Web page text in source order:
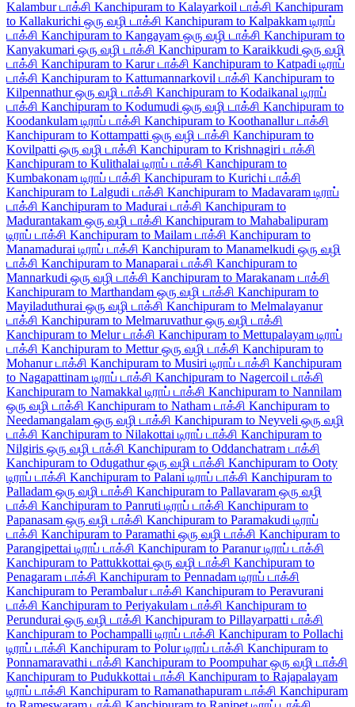
Kalambur டாக்சி Kanchipuram to Kalayarkoil டாக்சி Kanchipuram
to Kallakurichi ஒரு வழி டாக்சி Kanchipuram to Kalpakkam டிராப்
டாக்சி Kanchipuram to Kangayam ஒரு வழி டாக்சி Kanchipuram to
Kanyakumari ஒரு வழி டாக்சி Kanchipuram to Karaikkudi ஒரு வழி
டாக்சி Kanchipuram to Karur டாக்சி Kanchipuram to Katpadi டிராப்
டாக்சி Kanchipuram to Kattumannarkovil டாக்சி Kanchipuram to
Kilpennathur ஒரு வழி டாக்சி Kanchipuram to Kodaikanal டிராப்
டாக்சி Kanchipuram to Kodumudi ஒரு வழி டாக்சி Kanchipuram to
Koodankulam டிராப் டாக்சி Kanchipuram to Koothanallur டாக்சி
Kanchipuram to Kottampatti ஒரு வழி டாக்சி Kanchipuram to
Kovilpatti ஒரு வழி டாக்சி Kanchipuram to Krishnagiri டாக்சி
Kanchipuram to Kulithalai டிராப் டாக்சி Kanchipuram to
Kumbakonam டிராப் டாக்சி Kanchipuram to Kurichi டாக்சி
Kanchipuram to Lalgudi டாக்சி Kanchipuram to Madavaram டிராப்
டாக்சி Kanchipuram to Madurai டாக்சி Kanchipuram to
Madurantakam ஒரு வழி டாக்சி Kanchipuram to Mahabalipuram
டிராப் டாக்சி Kanchipuram to Mailam டாக்சி Kanchipuram to
Manamadurai டிராப் டாக்சி Kanchipuram to Manamelkudi ஒரு வழி
டாக்சி Kanchipuram to Manaparai டாக்சி Kanchipuram to
Mannarkudi ஒரு வழி டாக்சி Kanchipuram to Marakanam டாக்சி
Kanchipuram to Marthandam ஒரு வழி டாக்சி Kanchipuram to
Mayiladuthurai ஒரு வழி டாக்சி Kanchipuram to Melmalayanur
டாக்சி Kanchipuram to Melmaruvathur ஒரு வழி டாக்சி
Kanchipuram to Melur டாக்சி Kanchipuram to Mettupalayam டிராப்
டாக்சி Kanchipuram to Mettur ஒரு வழி டாக்சி Kanchipuram to
Mohanur டாக்சி Kanchipuram to Musiri டிராப் டாக்சி Kanchipuram
to Nagapattinam டிராப் டாக்சி Kanchipuram to Nagercoil டாக்சி
Kanchipuram to Namakkal டிராப் டாக்சி Kanchipuram to Nannilam
ஒரு வழி டாக்சி Kanchipuram to Natham டாக்சி Kanchipuram to
Needamangalam ஒரு வழி டாக்சி Kanchipuram to Neyveli ஒரு வழி
டாக்சி Kanchipuram to Nilakottai டிராப் டாக்சி Kanchipuram to
Nilgiris ஒரு வழி டாக்சி Kanchipuram to Oddanchatram டாக்சி
Kanchipuram to Odugathur ஒரு வழி டாக்சி Kanchipuram to Ooty
டிராப் டாக்சி Kanchipuram to Palani டிராப் டாக்சி Kanchipuram to
Palladam ஒரு வழி டாக்சி Kanchipuram to Pallavaram ஒரு வழி
டாக்சி Kanchipuram to Panruti டிராப் டாக்சி Kanchipuram to
Papanasam ஒரு வழி டாக்சி Kanchipuram to Paramakudi டிராப்
டாக்சி Kanchipuram to Paramathi ஒரு வழி டாக்சி Kanchipuram to
Parangipettai டிராப் டாக்சி Kanchipuram to Paranur டிராப் டாக்சி
Kanchipuram to Pattukkottai ஒரு வழி டாக்சி Kanchipuram to
Penagaram டாக்சி Kanchipuram to Pennadam டிராப் டாக்சி
Kanchipuram to Perambalur டாக்சி Kanchipuram to Peravurani
டாக்சி Kanchipuram to Periyakulam டாக்சி Kanchipuram to
Perundurai ஒரு வழி டாக்சி Kanchipuram to Pillayarpatti டாக்சி
Kanchipuram to Pochampalli டிராப் டாக்சி Kanchipuram to Pollachi
டிராப் டாக்சி Kanchipuram to Polur டிராப் டாக்சி Kanchipuram to
Ponnamaravathi டாக்சி Kanchipuram to Poompuhar ஒரு வழி டாக்சி
Kanchipuram to Pudukkottai டாக்சி Kanchipuram to Rajapalayam
டிராப் டாக்சி Kanchipuram to Ramanathapuram டாக்சி Kanchipuram